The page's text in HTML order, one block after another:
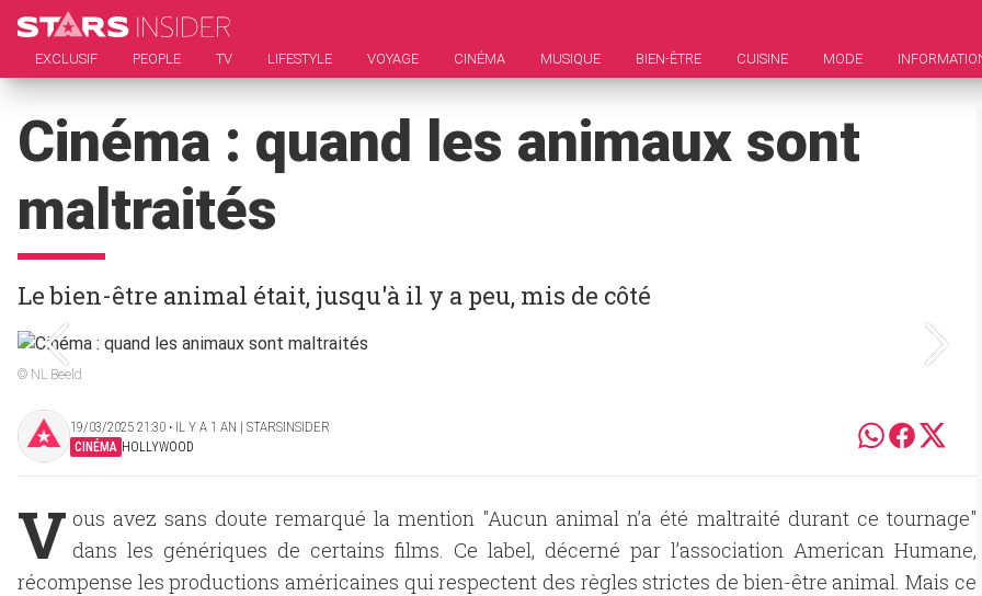
EXCLUSIF PEOPLE TV LIFESTYLE VOYAGE CINÉMA MUSIQUE BIEN-ÊTRE CUISINE MODE
Cinéma : quand les animaux sont
maltraités
Le bien-être animal était, jusqu'à il y a peu, mis de côté
© NL Beeld
19/03/2025 21:30 ‧ IL Y A 1 AN | STARSINSIDER
CINÉMA HOLLYWOOD
V ous avez sans doute remarqué la mention "Aucun animal n’a été maltraité durant ce tournage"
dans les génériques de certains films. Ce label, décerné par l’association American Humane,
récompense les productions américaines qui respectent des règles strictes de bien-être animal. Mais ce